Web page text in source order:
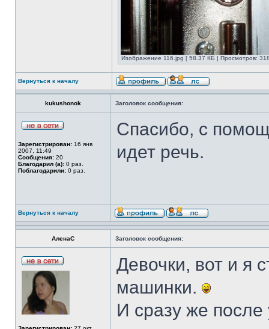
Изображение 116.jpg [ 58.37 КБ | Просмотров:
Вернуться к началу
kukushonok Заголовок сообщения:
Зарегистрирован: 16 янв
2007, 11:49
Сообщения: 20
Благодарил (а): 0 раз.
Поблагодарили: 0 раз.
Спасибо, с
идет речь.
Вернуться к началу
АленаС Заголовок сообщения:
Девочки, вот и я
машинки.
И сразу же после